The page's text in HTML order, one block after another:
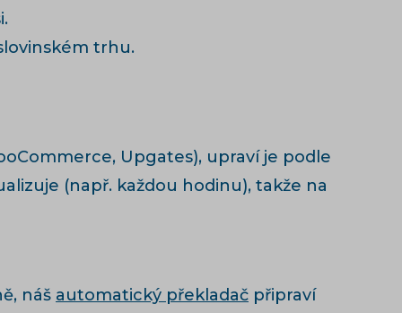
trhu.
Upgates), upraví je podle
(např. každou hodinu), takže na
náš automatický překladač připraví